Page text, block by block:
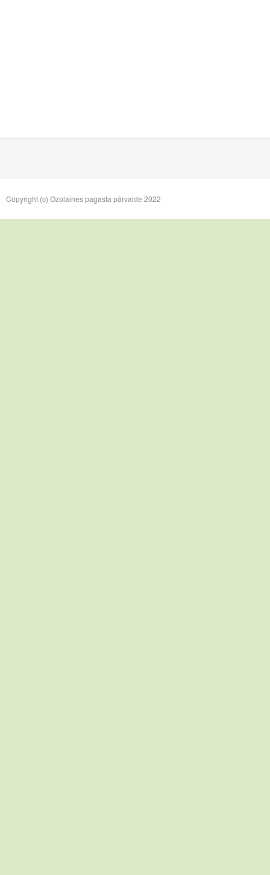
Copyright (c) Ozolaines pagasta pārvalde 2022